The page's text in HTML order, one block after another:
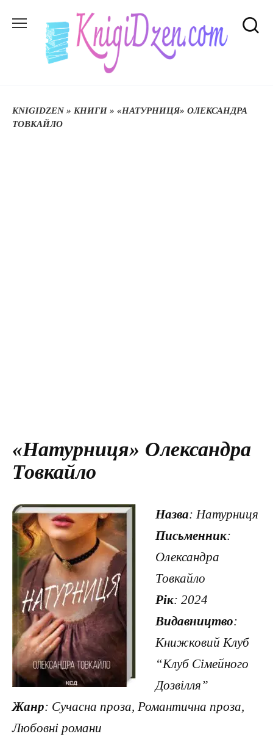
до
KNIGIDZEN» КНИГИ » «НАТУРНИЦЯ» ОЛЕКСАНДРА
ТОВКАЙЛО
«Натурниця» Олександра
Товкайло
Назва: Натурниця
Письменник:
Олександра
Товкайло
Рік: 2024
Видавництво:
Книжковий Клуб
“Клуб Сімейного
Дозвілля”
Жанр: Сучасна проза, Романтична проза,
Любовні романи